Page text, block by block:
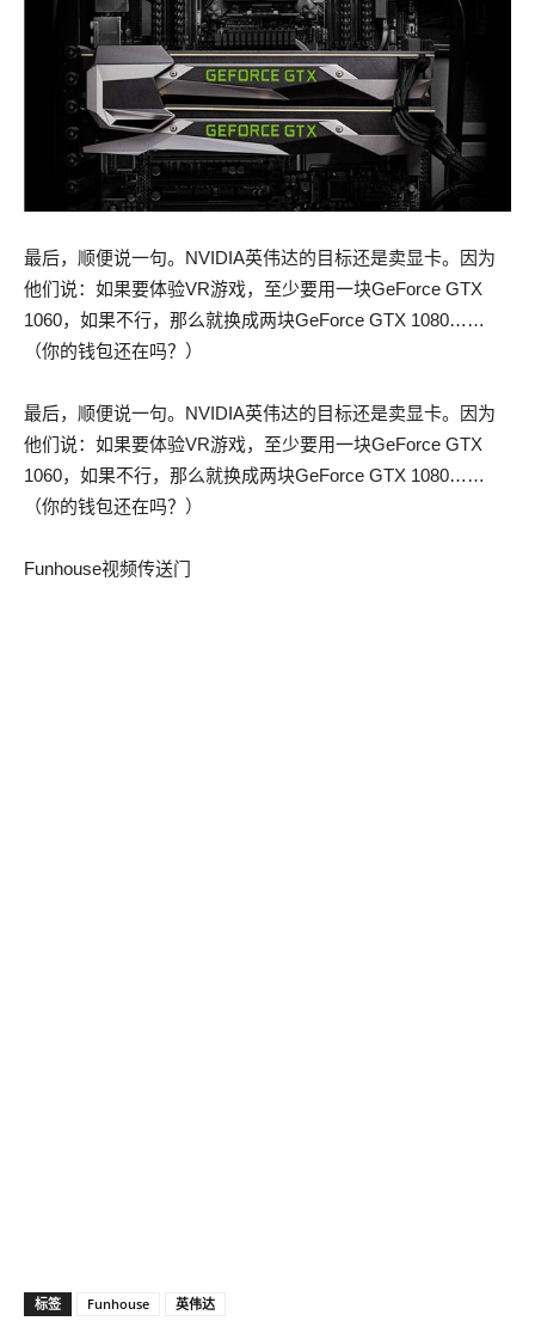
最后，顺便说一句。NVIDIA英伟达的目标还是卖显卡。因为
他们说：如果要体验VR游戏，至少要用一块GeForce GTX
1060，如果不行，那么就换成两块GeForce GTX 1080……
（你的钱包还在吗？）
最后，顺便说一句。NVIDIA英伟达的目标还是卖显卡。因为
他们说：如果要体验VR游戏，至少要用一块GeForce GTX
1060，如果不行，那么就换成两块GeForce GTX 1080……
（你的钱包还在吗？）
Funhouse视频传送门
标签 Funhouse 英伟达